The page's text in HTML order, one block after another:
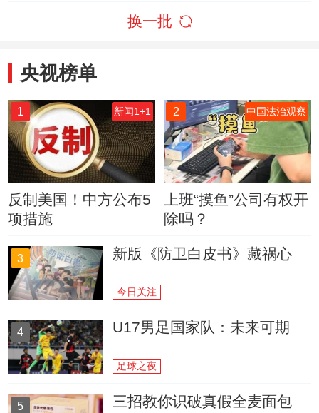
换一批
央视榜单
1 新闻1+1
反制美国！中方公布5
项措施
2 中国法治观察
上班“摸鱼”公司有权开
除吗？
3 新版《防卫白皮书》藏祸心
今日关注
4 U17男足国家队：未来可期
足球之夜
5 三招教你识破真假全麦面包